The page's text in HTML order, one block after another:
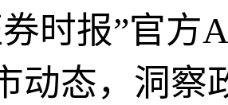
时报”官方
动态，洞察